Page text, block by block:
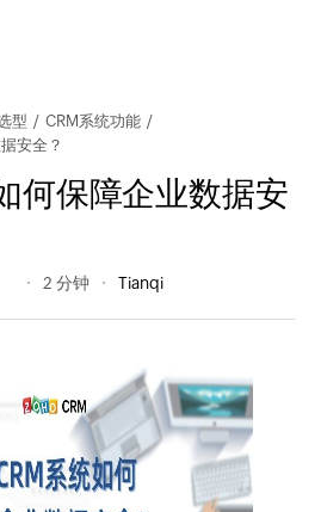
型 / CRM系统功能 /
安全？
何保障企业数据安
2 分钟 Tianqi